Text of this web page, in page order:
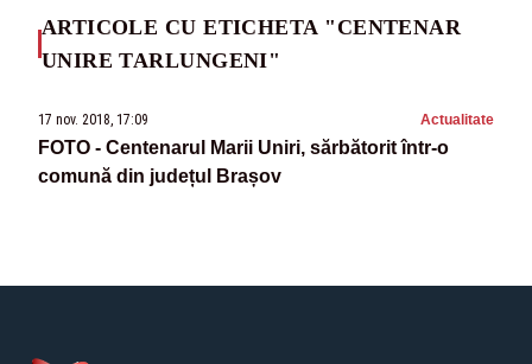
ARTICOLE CU ETICHETA "CENTENAR
UNIRE TARLUNGENI"
17 nov. 2018, 17:09 Actualitate
FOTO - Centenarul Marii Uniri, sărbătorit într-o
comună din județul Brașov